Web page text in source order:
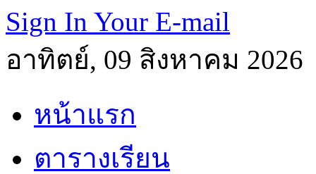
Sign In Your E-mail
อาทิตย์, 09 สิงหาคม 2026
หน้าแรก
ตารางเรียน